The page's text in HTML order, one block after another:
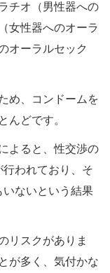
チオ（男性器への
女性器へのオーラ
オーラルセック
め、コンドームを
んどです。
よると、性交渉の
われており、そ
ないという結果
リスクがありま
が多く、気付かな